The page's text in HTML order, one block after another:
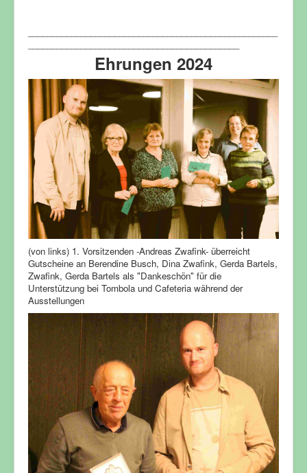
Ehrungen 2024
(von links) 1. Vorsitzenden -Andreas Zwafink- überreicht
Gutscheine an Berendine Busch, Dina Zwafink, Gerda Bartels,
Zwafink, Gerda Bartels als "Dankeschön" für die
Unterstützung bei Tombola und Cafeteria während der
Ausstellungen